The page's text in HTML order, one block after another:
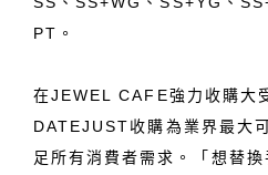
PT。
在JEWEL CAFE強力收購大
DATEJUST收購為業界最大
足所有消費者需求。「想替